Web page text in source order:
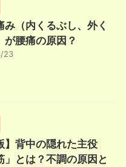
み（内くるぶし、外く
が腰痛の原因？
23
】背中の隠れた主役
」とは？不調の原因と